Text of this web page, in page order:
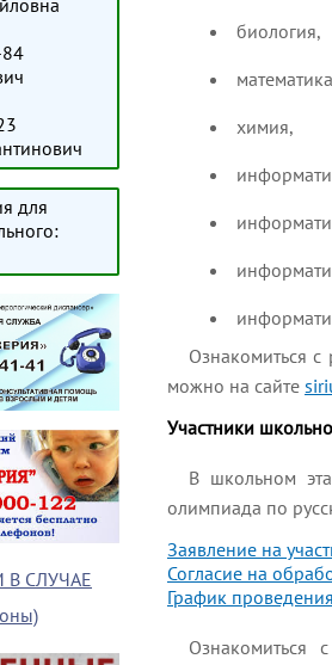
для
СЛУЧАЕ
биология,
химия,
Ознакомиться с
можно на сайте
Участники
В школьном
олимпиада по
Заявление на
Согласие на
График
Ознакомиться